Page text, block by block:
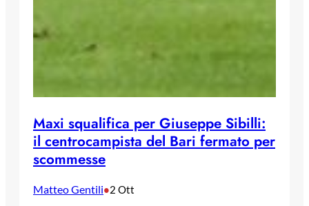
Maxi squalifica per Giuseppe Sibilli:
il centrocampista del Bari fermato per
scommesse
Matteo Gentili•2 Ott